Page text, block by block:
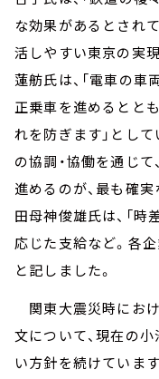
な効果があるとされ
活しやすい東京の実現
蓮舫氏は、「電車の
正乗車を進めるとと
れを防ぎます」として
の協調・協働を通じ
進めるのが、最も確
田母神俊雄氏は、「
応じた支給など。各
と記しました。
関東大震災時にお
文について、現在の
い方針を続けていま